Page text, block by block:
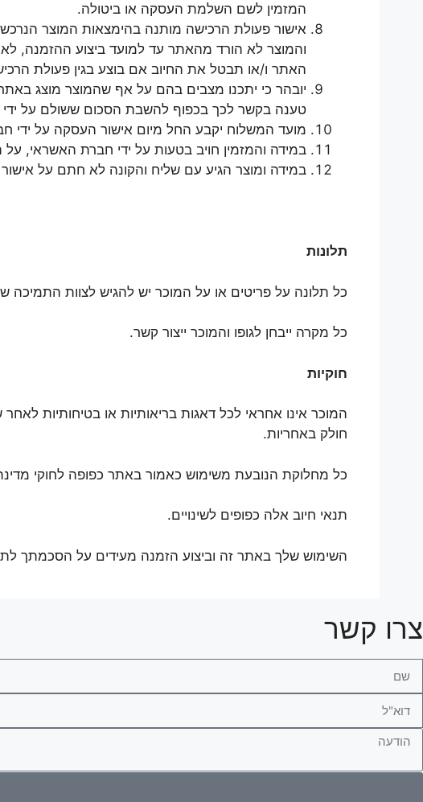
המזמין לשם השלמת העסקה או ביטולה.
אישור פעולת הרכישה מותנה בהימצאות המוצר
והמוצר לא הורד מהאתר עד למועד ביצוע
האתר ו/או תבטל את החיוב אם בוצע בגין פעולת
יובהר כי יתכנו מצבים בהם על אף שהמוצר מוצג
טענה בקשר לכך בכפוף להשבת הסכום ששולם על ידי
מועד המשלוח יקבע החל מיום אישור העסקה על ידי
במידה והמזמין חויב בטעות על ידי חברת האשראי,
במידה ומוצר הגיע עם שליח והקונה לא חתם על
תלונות
כל תלונה על פריטים או על המוכר יש להגיש לצוות התמיכה
כל מקרה ייבחן לגופו והמוכר ייצור קשר.
חוקיות
המוכר אינו אחראי לכל דאגות בריאותיות או בטיחותיות
חולק באחריות.
כל מחלוקת הנובעת משימוש כאמור באתר כפופה לחוקי
תנאי חיוב אלה כפופים לשינויים.
השימוש שלך באתר זה וביצוע הזמנה מעידים על הסכמתך
צרו קשר